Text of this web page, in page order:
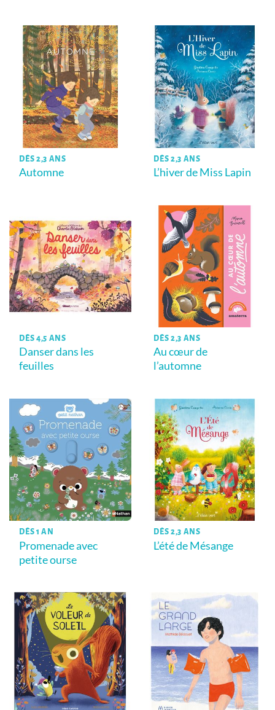
DÈS 2,3 ANS
Automne
DÈS 2,3 ANS
L’hiver de Miss Lapin
DÈS 4,5 ANS
Danser dans les
feuilles
DÈS 2,3 ANS
Au cœur de
l’automne
DÈS 1 AN
Promenade avec
petite ourse
DÈS 2,3 ANS
L’été de Mésange